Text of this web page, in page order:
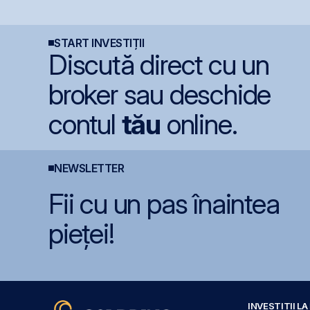
START INVESTIȚII
Discută direct cu un
broker sau deschide
contul tău online.
NEWSLETTER
Fii cu un pas înaintea
pieței!
INVESTIȚII LA